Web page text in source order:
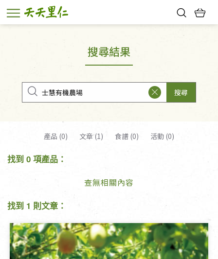
幸福節中獎名單
搜尋結果
搜尋
產品 (0) 文章 (1) 食譜 (0) 活動 (0)
找到 0 項產品：
查無相關內容
找到 1 則文章：